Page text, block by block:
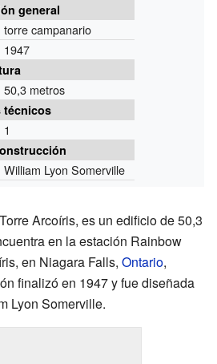
general
torre campanario
1947
50,3 metros
técnicos
1
William Lyon Somerville
Arcoíris, es un edificio de 50,3
en la estación Rainbow
en Niagara Falls, Ontario,
finalizó en 1947 y fue diseñada
Lyon Somerville.